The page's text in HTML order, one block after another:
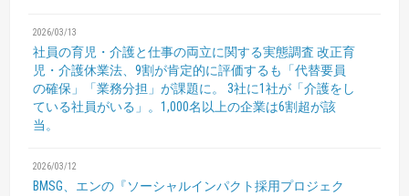
2026/03/13
社員の育児・介護と仕事の両立に関する実態調査 改正育
児・介護休業法、9割が肯定的に評価するも「代替要員
の確保」「業務分担」が課題に。
3社に1社が「介護をし
ている社員がいる」。1,000名以上の企業は6割超が該
当。
2026/03/12
BMSG、エンの『ソーシャルインパクト採用プロジェク